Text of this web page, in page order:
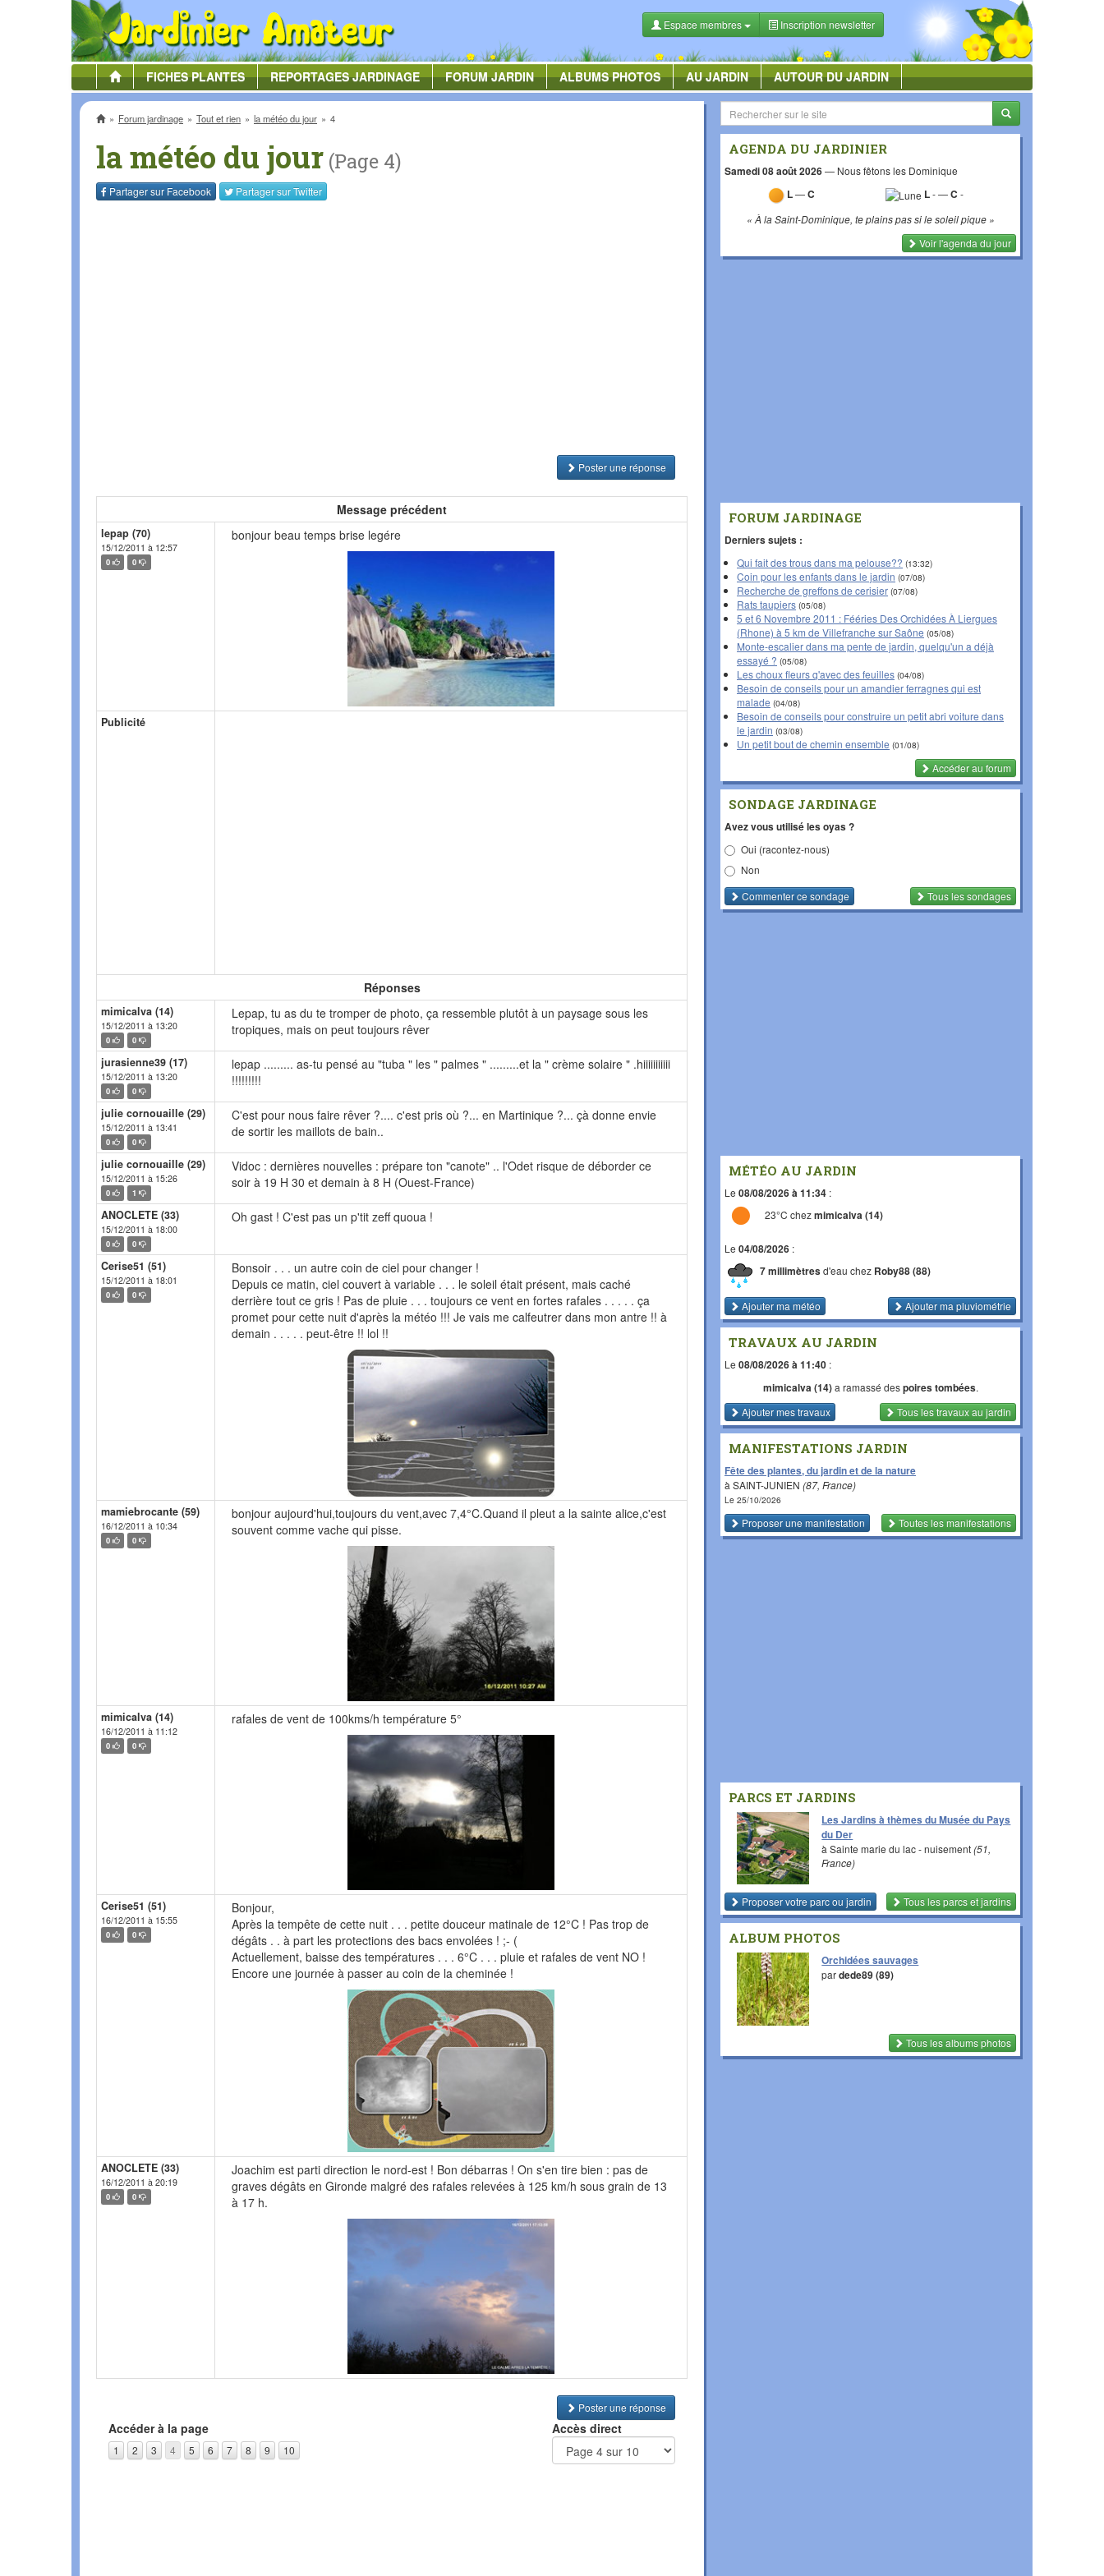
Espace membres Inscription newsletter
FICHESPLANTES REPORTAGESJARDINAGE FORUMJARDIN ALBUMSPHOTOS AU JARDIN AUTOUR DU JARDIN
AccueilForum jardinage Tout et rien la météo du jour 4
la météo du jour (Page 4)
Partager sur Facebook Partager surTwitter
Poster une réponse
Message précédent
lepap (70)
15/12/2011 à 12:57
0 0
bonjour beau temps brise legére
Publicité
Réponses
mimicalva (14)
15/12/2011 à 13:20
0 0
Lepap, tu as du te tromper de photo, ça ressemble plutôt à un paysage sous les
tropiques, mais on peut toujours rêver
jurasienne39 (17)
15/12/2011 à 13:20
0 0
lepap ......... as-tu pensé au "tuba " les " palmes " .........et la " crème solaire " .hiiiiiiiiiii
!!!!!!!!!
julie cornouaille (29)
15/12/2011 à 13:41
0 0
C'est pour nous faire rêver ?.... c'est pris où ?... en Martinique ?... çà donne envie
de sortir les maillots de bain..
julie cornouaille (29)
15/12/2011 à 15:26
0 1
Vidoc : dernières nouvelles : prépare ton "canote" .. l'Odet risque de déborder ce
soir à 19 H 30 et demain à 8 H (Ouest-France)
ANOCLETE (33)
15/12/2011 à 18:00
0 0
Oh gast ! C'est pas un p'tit zeff quoua !
Cerise51 (51)
15/12/2011 à 18:01
0 0
Bonsoir . . . un autre coin de ciel pour changer !
Depuis ce matin, ciel couvert à variable . . . le soleil était présent, mais caché
derrière tout ce gris ! Pas de pluie . . . toujours ce vent en fortes rafales . . . . . ça
promet pour cette nuit d'après la météo !!! Je vais me calfeutrer dans mon antre !! à
demain . . . . . peut-être !! lol !!
mamiebrocante (59)
16/12/2011 à 10:34
0 0
bonjour aujourd'hui,toujours du vent,avec 7,4°C.Quand il pleut a la sainte alice,c'est
souvent comme vache qui pisse.
mimicalva (14)
16/12/2011 à 11:12
0 0
rafales de vent de 100kms/h température 5°
Cerise51 (51)
16/12/2011 à 15:55
0 0
Bonjour,
Après la tempête de cette nuit . . . petite douceur matinale de 12°C ! Pas trop de
dégâts . . à part les protections des bacs envolées ! ;- (
Actuellement, baisse des températures . . . 6°C . . . pluie et rafales de vent NO !
Encore une journée à passer au coin de la cheminée !
ANOCLETE (33)
16/12/2011 à 20:19
0 0
Joachim est parti direction le nord-est ! Bon débarras ! On s'en tire bien : pas de
graves dégâts en Gironde malgré des rafales relevées à 125 km/h sous grain de 13
à 17 h.
Poster une réponse
Accéder à la page
1 2 3 4 5 6 7 8 9 10
Accès direct
AGENDA DU JARDINIER
Samedi 08 août 2026— Nous fêtons les Dominique
L—C L-—C-
« À la Saint-Dominique, te plains pas si le soleil pique »
Voir l'agenda du jour
FORUM JARDINAGE
Derniers sujets :
Qui fait des trous dans ma pelouse?? (13:32)
Coin pour les enfants dans le jardin (07/08)
Recherche de greffons de cerisier (07/08)
Rats taupiers (05/08)
5 et 6 Novembre 2011 : Fééries Des Orchidées À Liergues
(Rhone) à 5 km de Villefranche sur Saône (05/08)
Monte-escalier dans ma pente de jardin, quelqu'un a déjà
essayé ? (05/08)
Les choux fleurs q'avec des feuilles (04/08)
Besoin de conseils pour un amandier ferragnes qui est
malade (04/08)
Besoin de conseils pour construire un petit abri voiture dans
le jardin (03/08)
Un petit bout de chemin ensemble (01/08)
Accéder au forum
SONDAGE JARDINAGE
Avez vous utilisé les oyas ?
Oui (racontez-nous)
Non
Commenterce sondage Tous les sondages
MÉTÉO AU JARDIN
Le 08/08/2026 à 11:34 :
23°C chezmimicalva (14)
Le 04/08/2026 :
7 millimètresd'eau chez Roby88 (88)
Ajouter ma météo Ajouter ma pluviométrie
TRAVAUX AU JARDIN
Le 08/08/2026 à 11:40 :
mimicalva (14)a ramassé despoires tombées.
Ajouter mes travaux
Tous les travauxau jardin
MANIFESTATIONS JARDIN
Fête des plantes, du jardin et de la nature
à SAINT-JUNIEN (87, France)
Le 25/10/2026
Proposer une manifestation Toutes les manifestations
PARCS ET JARDINS
Les Jardins à thèmes du Musée du Pays
du Der
à Sainte marie du lac - nuisement(51,
France)
Proposer votre parc ou jardin Tous les parcs et jardins
ALBUM PHOTOS
Orchidées sauvages
pardede89 (89)
Tous les albums photos